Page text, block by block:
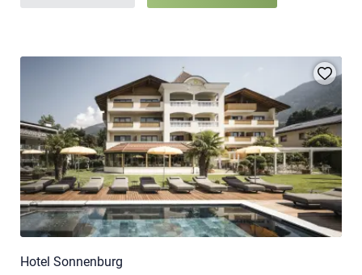
Hotel Sonnenburg